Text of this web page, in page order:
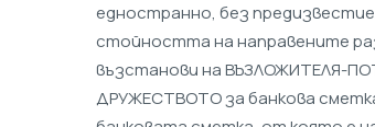
едностранно, без
стойността на направените
възстанови на ВЪЗЛОЖИТЕЛЯ-
ДРУЖЕСТВОТО за банкова